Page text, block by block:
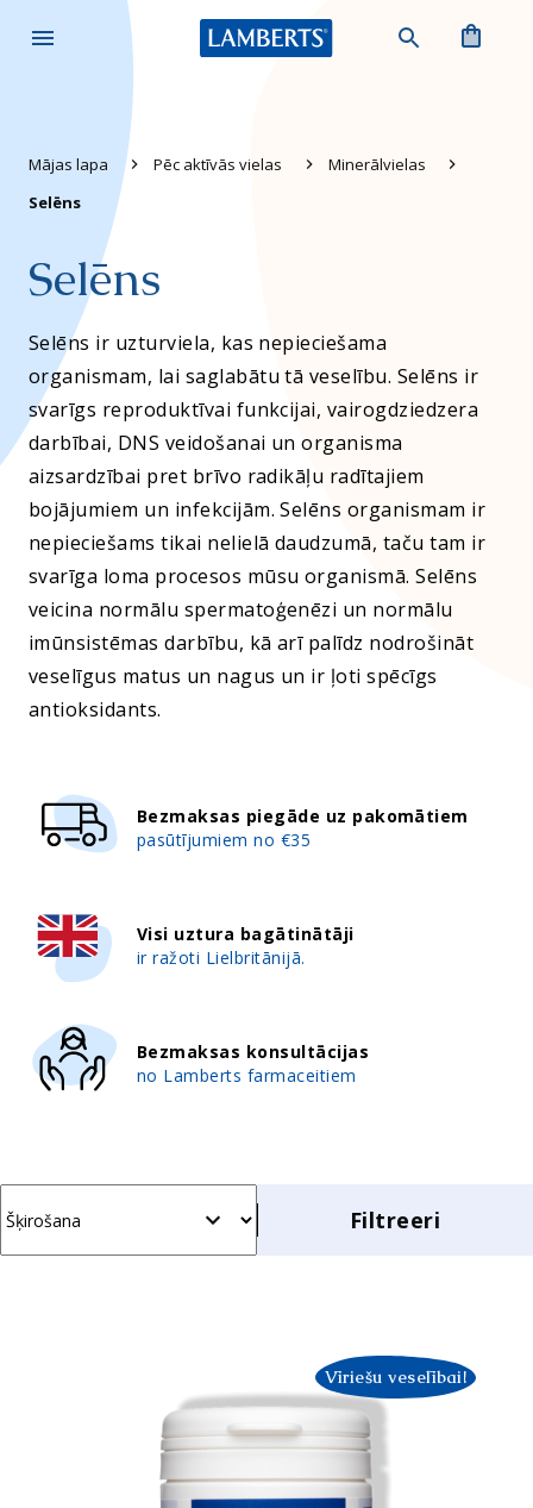
Meklēšana
Mājas lapa Pēc aktīvās vielas
Minerālvielas
Selēns
Selēns
Selēns ir uzturviela, kas nepieciešama
organismam, lai saglabātu tā veselību. Selēns ir
svarīgs reproduktīvai funkcijai, vairogdziedzera
darbībai, DNS veidošanai un organisma
aizsardzībai pret brīvo radikāļu radītajiem
bojājumiem un infekcijām. Selēns organismam ir
nepieciešams tikai nelielā daudzumā, taču tam ir
svarīga loma procesos mūsu organismā. Selēns
veicina normālu spermatoģenēzi un normālu
imūnsistēmas darbību, kā arī palīdz nodrošināt
veselīgus matus un nagus un ir ļoti spēcīgs
antioksidants.
Bezmaksas piegāde uz pakomātiem
pasūtījumiem no €35
Visi uztura bagātinātāji
ir ražoti Lielbritānijā.
Bezmaksas konsultācijas
no Lamberts farmaceitiem
Filtreeri
Vīriešu veselībai!